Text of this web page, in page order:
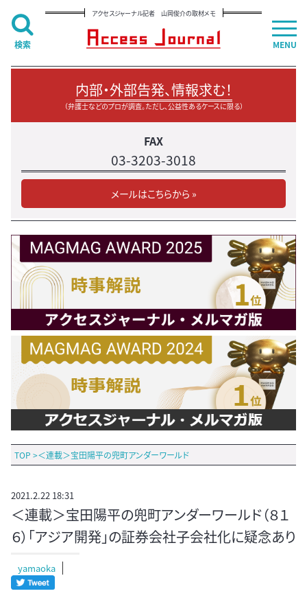
アクセスジャーナル記者 山岡俊介の取材メモ
内部・外部告発、情報求む！
（弁護士などのプロが調査。ただし、公益性あるケースに限る）
FAX
03-3203-3018
メールはこちらから »
TOP >＜連載＞宝田陽平の兜町アンダーワールド
2021.2.22 18:31
＜連載＞宝田陽平の兜町アンダーワールド（８１
６）「アジア開発」の証券会社子会社化に疑念あり
yamaoka
MENU
検索